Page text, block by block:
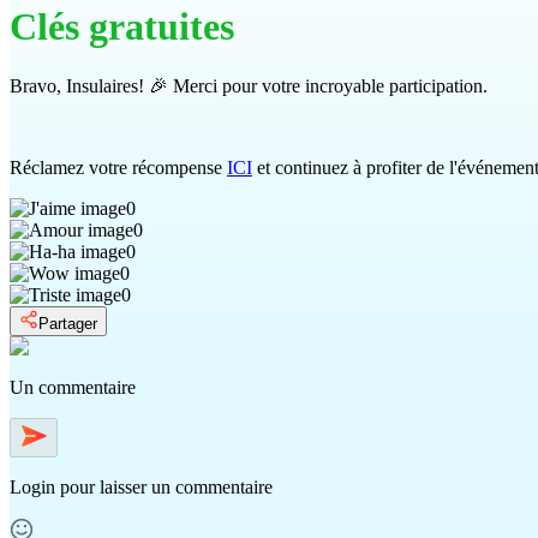
Clés gratuites
Bravo, Insulaires! 🎉 Merci pour votre incroyable participation.
Réclamez votre récompense ICI et continuez à profiter de
0
0
0
0
0
Partager
Un commentaire
Login pour laisser un commentaire